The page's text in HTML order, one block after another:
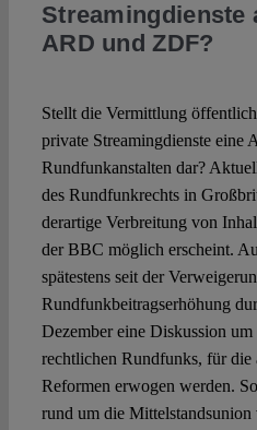
Streamingdienste
ARD und ZDF?
Stellt die Vermittlung
private Streamingdienste eine
Rundfunkanstalten dar?
des Rundfunkrechts in
derartige Verbreitung von
der BBC möglich erscheint.
spätestens seit der
Rundfunkbeitragserhöhung
Dezember eine Diskussion
rechtlichen Rundfunks, für die
Reformen erwogen werden.
rund um die